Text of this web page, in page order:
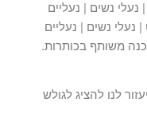
נשים | נעליים
נשים | נעליים
משותף בכותרות.
לנו להציג לגולש